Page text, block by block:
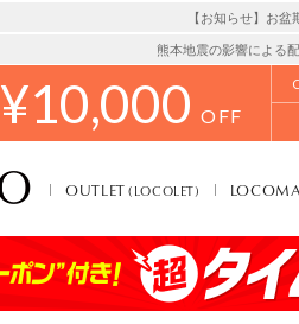
【お知らせ】お
熊本地震の影響による
¥10,000 OFF
OUTLET(LOCOLET)